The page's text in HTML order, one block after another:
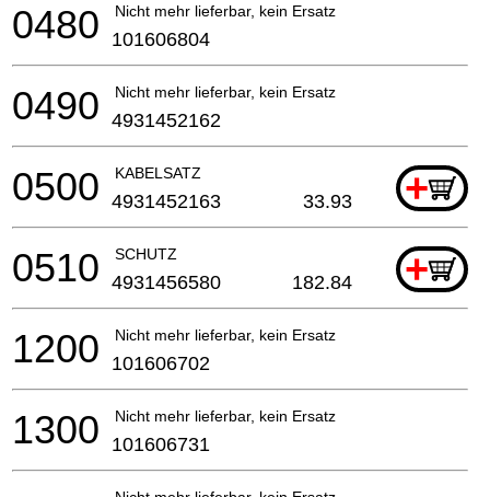
Nicht mehr lieferbar, kein Ersatz
0480 101606804
Nicht mehr lieferbar, kein Ersatz
0490 4931452162
KABELSATZ +
0500 4931452163 33.93
SCHUTZ +
0510 4931456580 182.84
Nicht mehr lieferbar, kein Ersatz
1200 101606702
Nicht mehr lieferbar, kein Ersatz
1300 101606731